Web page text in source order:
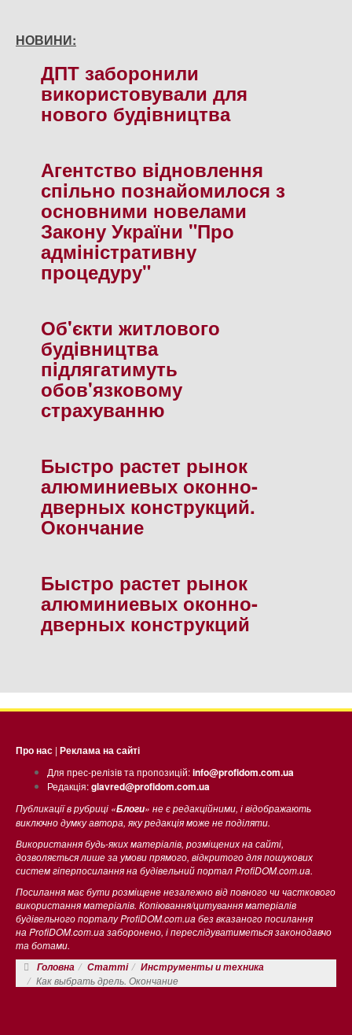
НОВИНИ:
ДПТ заборонили
використовували для
нового будiвництва
Агентство вiдновлення
спiльно познайомилося з
основними новелами
Закону України "Про
адмiнiстративну
процедуру"
Об'єкти житлового
будiвництва
пiдлягатимуть
обов'язковому
страхуванню
Быстро растет рынок
алюминиевых оконно-
дверных конструкций.
Окончание
Быстро растет рынок
алюминиевых оконно-
дверных конструкций
Про нас | Реклама на сайті
Для прес-релізів та пропозицій:info@profidom.com.ua
Редакція:glavred@profidom.com.ua
Публикації в рубриці «Блоги» не є редакційними, і відображають
виключно думку автора, яку редакція може не поділяти.
Використання будь-яких матеріалів, розміщених на сайті,
дозволяється лише за умови прямого, відкритого для пошукових
систем гіперпосилання на будівельний портал ProfiDOM.com.ua.
Посилання має бути розміщене незалежно від повного чи часткового
використання матеріалів. Копіювання/цитування матеріалів
будівельного порталу ProfiDOM.com.ua без вказаного посилання
на ProfiDOM.com.ua заборонено, і переслідуватиметься законодавчо
та ботами.
Головна
Статті
Инструменты и техника
Как выбрать дрель. Окончание